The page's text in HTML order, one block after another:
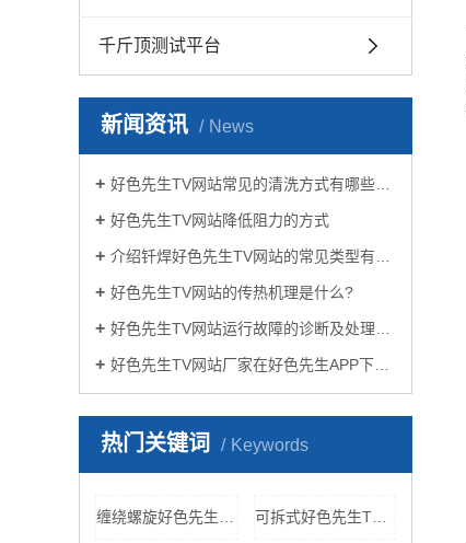
千斤顶测试平台
新闻资讯 News
好色先生TV网站常见的清洗方式有哪些？
好色先生TV网站降低阻力的方式
介绍钎焊好色先生TV网站的常见类型有哪些
好色先生TV网站的传热机理是什么?
好色先生TV网站运行故障的诊断及处理方法
好色先生TV网站厂家在好色先生APP下载苹果手机安装生活中有哪些作用？
热门关键词 Keywords
可拆式好色先生TV网站